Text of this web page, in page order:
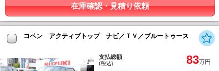
在庫確認・見積り依頼
コペン アクティブトップ ナビ／ＴＶ／ブルートゥース
支払総額
(税込) 83万円